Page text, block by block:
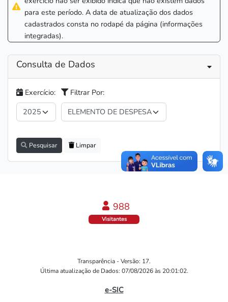
para este período. A data de atualização dos dados
cadastrados consta no rodapé da página (informações
integradas).
Consulta de Dados
Exercício: Filtrar Por:
Pesquisar Limpar
1004
Visitantes
Transparência - Versão: 17.
Última atualização de Dados: 07/08/2026 às 20:01:02.
e-SIC